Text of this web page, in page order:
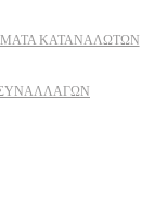
ΚΑΤΑΝΑΛΩΤΏΝ
ΣΥΝΑΛΛΑΓΏΝ